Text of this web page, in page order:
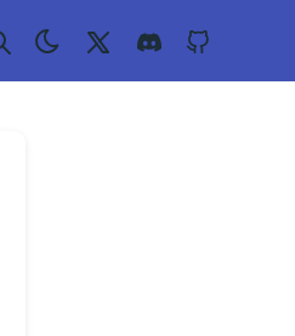
Twitter Discord